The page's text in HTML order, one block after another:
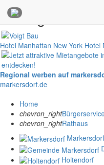
Anzeigen
Hotel Manhattan New York Hotel
Regional werben auf
markersdorf.de
Home
chevron_right
chevron_rightRathaus
Markersdorf
Holtendorf